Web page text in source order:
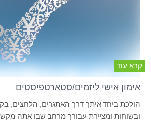
קרא עוד
אימון אישי ליזמים/סטארטפיסטים
הולכת ביחד איתך דרך האתגרים, הלחצים,
ובשוחות ומציירת עבורך מרחב שבו אתה